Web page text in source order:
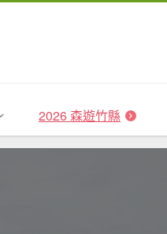
2026 森遊竹縣